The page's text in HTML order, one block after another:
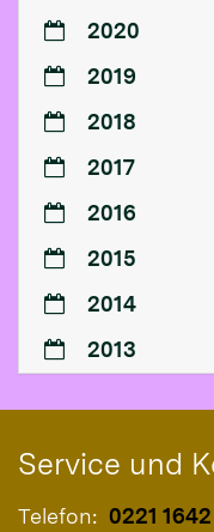
2020
2019
2018
2017
2016
2015
2014
2013
Service und
Telefon: 0221 1642